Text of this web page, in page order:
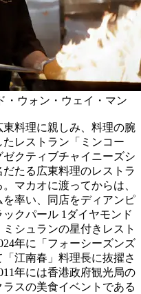
ウォン・ウェイ・マン
料理に親しみ、料理の腕
レストラン「ミンコー
クティブチャイニーズシ
たる広東料理のレストラ
マカオに渡ってからは、
を率い、同店をディアンピ
クパール 1ダイヤモンド
シュランの星付きレスト
年に「フォーシーズンズ
江南春」料理長に抜擢さ
年には香港政府観光局の
スの美食イベントである